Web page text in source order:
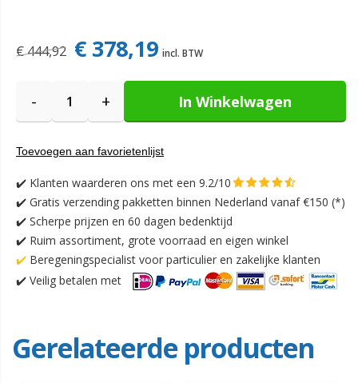
€ 378,19
€ 444,92
- + In Winkelwagen
Toevoegen aan favorietenlijst
✔️ Klanten waarderen ons met een 9.2/10
✔️ Gratis verzending pakketten binnen Nederland vanaf €150 (*)
✔️ Scherpe prijzen en 60 dagen bedenktijd
✔️ Ruim assortiment, grote voorraad en eigen winkel
✔️ Beregeningspecialist voor particulier en zakelijke klanten
✔️ Veilig betalen met
Gerelateerde producten